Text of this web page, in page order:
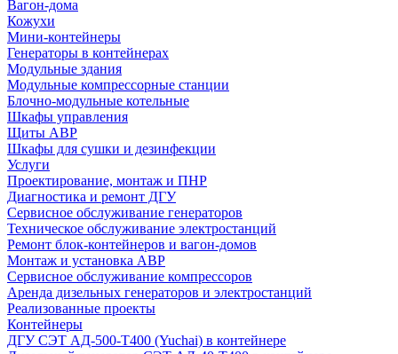
Вагон-дома
Кожухи
Мини-контейнеры
Генераторы в контейнерах
Модульные здания
Модульные компрессорные станции
Блочно-модульные котельные
Шкафы управления
Щиты АВР
Шкафы для сушки и дезинфекции
Услуги
Проектирование, монтаж и ПНР
Диагностика и ремонт ДГУ
Сервисное обслуживание генераторов
Техническое обслуживание электростанций
Ремонт блок-контейнеров и вагон-домов
Монтаж и установка АВР
Сервисное обслуживание компрессоров
Аренда дизельных генераторов и электростанций
Реализованные проекты
Контейнеры
ДГУ СЭТ АД-500-Т400 (Yuchai) в контейнере